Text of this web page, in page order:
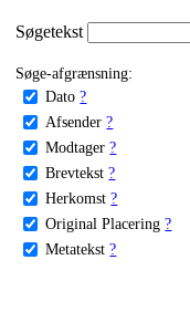
Søgetekst
Søge-afgrænsning:
Dato ?
Afsender ?
Modtager ?
Brevtekst ?
Herkomst ?
Original Placering ?
Metatekst ?